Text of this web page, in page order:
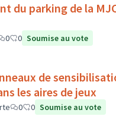
du parking de la
0 0 Soumise au vote
de
les aires de jeux
0 0 Soumise au vote